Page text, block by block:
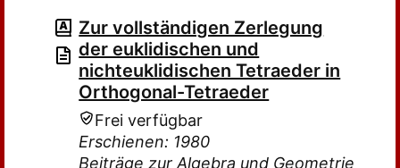
Zur vollständigen Zerlegung
der euklidischen und
nichteuklidischen Tetraeder in
Orthogonal-Tetraeder
Frei verfügbar
Erschienen: 1980
Beiträge zur Algebra und Geometrie